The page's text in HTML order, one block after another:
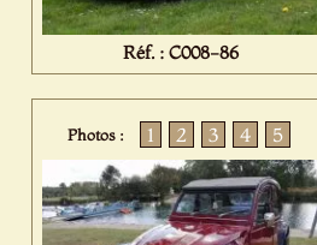
Réf. : C008-86
Photos : 1 2 3 4 5